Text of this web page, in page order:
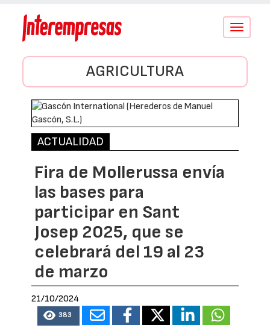
Conmutar
AGRICULTURA
ACTUALIDAD
Fira de Mollerussa envía
las bases para
participar en Sant
Josep 2025, que se
celebrará del 19 al 23
de marzo
21/10/2024
383